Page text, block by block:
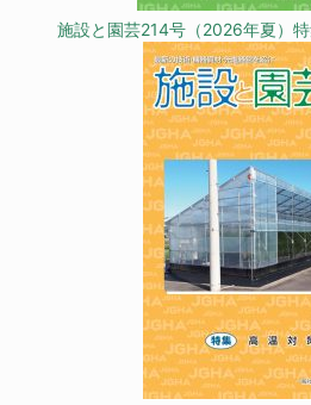
施設と園芸214号（2026年夏）